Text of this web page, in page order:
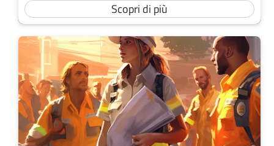
Scopri di più